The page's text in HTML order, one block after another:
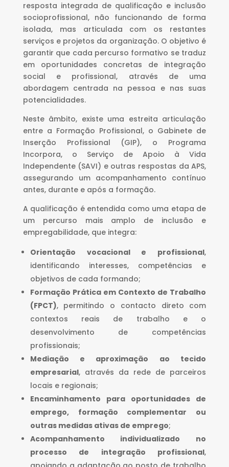
resposta integrada de qualificação e inclusão
socioprofissional, não funcionando de forma
isolada, mas articulada com os restantes
serviços e projetos da organização. O objetivo é
garantir que cada percurso formativo se traduz
em oportunidades concretas de integração
social e profissional, através de uma
abordagem centrada na pessoa e nas suas
potencialidades.
Neste âmbito, existe uma estreita articulação
entre a Formação Profissional, o Gabinete de
Inserção Profissional (GIP), o Programa
Incorpora, o Serviço de Apoio à Vida
Independente (SAVI) e outras respostas da APS,
assegurando um acompanhamento contínuo
antes, durante e após a formação.
A qualificação é entendida como uma etapa de
um percurso mais amplo de inclusão e
empregabilidade, que integra:
Orientação vocacional e profissional,
identificando interesses, competências e
objetivos de cada formando;
Formação Prática em Contexto de Trabalho
(FPCT), permitindo o contacto direto com
contextos reais de trabalho e o
desenvolvimento de competências
profissionais;
Mediação e aproximação ao tecido
empresarial, através da rede de parceiros
locais e regionais;
Encaminhamento para oportunidades de
emprego, formação complementar ou
outras medidas ativas de emprego;
Acompanhamento individualizado no
processo de integração profissional,